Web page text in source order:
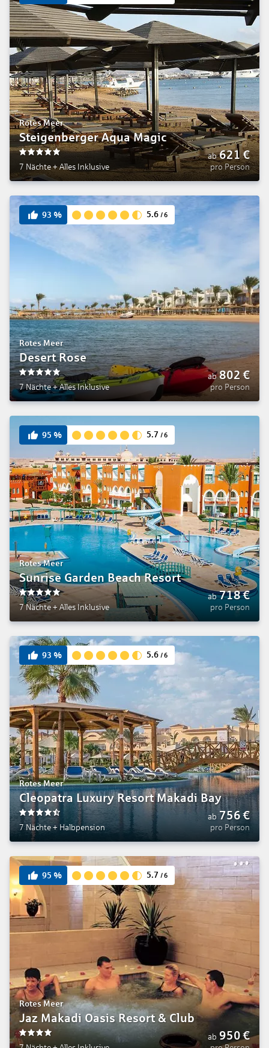
Rotes Meer
Steigenberger Aqua Magic
7 Nächte+Alles Inklusive
ab 621€
pro Person
93 % 5.6 /6
Rotes Meer
Desert Rose
5
7 Nächte+Alles Inklusive
ab 802 €
pro Person
95 % 5.7 /6
Rotes Meer
Sunrise Garden Beach Resort
5
7 Nächte + Alles Inklusive
ab 718€
pro Person
93 % 5.6 /6
Rotes Meer
Cleopatra Luxury Resort Makadi Bay
4.5
7 Nächte+ Halbpension
ab 756€
pro Person
95 % 5.7 /6
Rotes Meer
Jaz Makadi Oasis Resort & Club
4
ab 950€